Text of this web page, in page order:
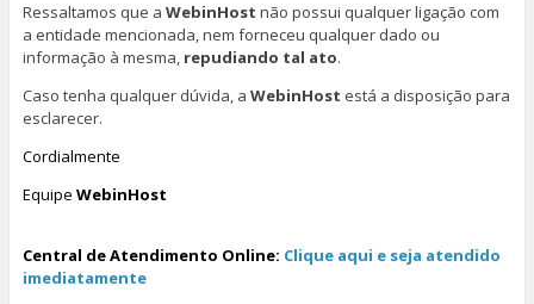
Ressaltamos que a WebinHost não possui qualquer ligação com
a entidade mencionada, nem forneceu qualquer dado ou
informação à mesma, repudiando tal ato.
Caso tenha qualquer dúvida, a WebinHost está a disposição para
esclarecer.
Cordialmente
Equipe WebinHost
Central de Atendimento Online: Clique aqui e seja atendido
imediatamente